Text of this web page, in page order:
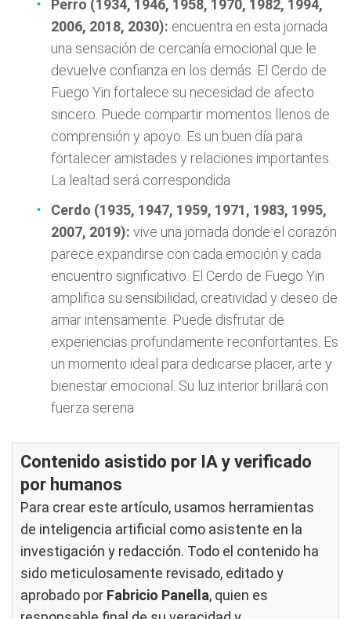
Perro (1934, 1946, 1958, 1970, 1982, 1994,
2006, 2018, 2030): encuentra en esta jornada
una sensación de cercanía emocional que le
devuelve confianza en los demás. El Cerdo de
Fuego Yin fortalece su necesidad de afecto
sincero. Puede compartir momentos llenos de
comprensión y apoyo. Es un buen día para
fortalecer amistades y relaciones importantes.
La lealtad será correspondida
Cerdo (1935, 1947, 1959, 1971, 1983, 1995,
2007, 2019): vive una jornada donde el corazón
parece expandirse con cada emoción y cada
encuentro significativo. El Cerdo de Fuego Yin
amplifica su sensibilidad, creatividad y deseo de
amar intensamente. Puede disfrutar de
experiencias profundamente reconfortantes. Es
un momento ideal para dedicarse placer, arte y
bienestar emocional. Su luz interior brillará con
fuerza serena
Contenido asistido por IA y verificado
por humanos
Para crear este artículo, usamos herramientas
de inteligencia artificial como asistente en la
investigación y redacción. Todo el contenido ha
sido meticulosamente revisado, editado y
aprobado por Fabricio Panella, quien es